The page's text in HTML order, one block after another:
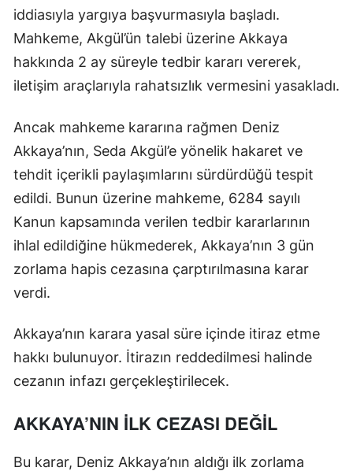
iddiasıyla yargıya başvurmasıyla başladı.
Mahkeme, Akgül’ün talebi üzerine Akkaya
hakkında 2 ay süreyle tedbir kararı vererek,
iletişim araçlarıyla rahatsızlık vermesini yasakladı.
Ancak mahkeme kararına rağmen Deniz
Akkaya’nın, Seda Akgül’e yönelik hakaret ve
tehdit içerikli paylaşımlarını sürdürdüğü tespit
edildi. Bunun üzerine mahkeme, 6284 sayılı
Kanun kapsamında verilen tedbir kararlarının
ihlal edildiğine hükmederek, Akkaya’nın 3 gün
zorlama hapis cezasına çarptırılmasına karar
verdi.
Akkaya’nın karara yasal süre içinde itiraz etme
hakkı bulunuyor. İtirazın reddedilmesi halinde
cezanın infazı gerçekleştirilecek.
AKKAYA’NIN İLK CEZASI DEĞİL
Bu karar, Deniz Akkaya’nın aldığı ilk zorlama